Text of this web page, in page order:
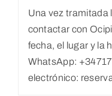
Una vez tramitada
contactar con
fecha, el lugar y la
WhatsApp:
electrónico: